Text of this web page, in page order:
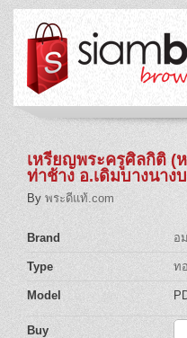
เหรียญพระครูศิลกิติ (
ท่าช้าง อ.เดิมบางนา
By พระดีแท้.com
Brand อ
Type ท
Model
Buy